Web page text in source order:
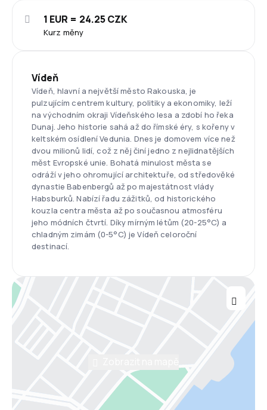
Kurz měny
1 EUR = 24.25 CZK
Vídeň
Vídeň, hlavní a největší město Rakouska, je
pulzujícím centrem kultury, politiky a ekonomiky, leží
na východním okraji Vídeňského lesa a zdobí ho řeka
Dunaj. Jeho historie sahá až do římské éry, s kořeny v
keltském osídlení Vedunia. Dnes je domovem více než
dvou milionů lidí, což z něj činí jedno z nejlidnatějších
měst Evropské unie. Bohatá minulost města se
odráží v jeho ohromující architektuře, od středověké
dynastie Babenbergů až po majestátnost vlády
Habsburků. Nabízí řadu zážitků, od historického
kouzla centra města až po současnou atmosféru
jeho módních čtvrtí. Díky mírným létům (20-25°C) a
chladným zimám (0-5°C) je Vídeň celoroční
destinací.